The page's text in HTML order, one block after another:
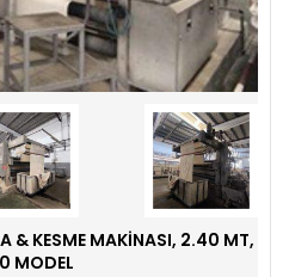
& KESME MAKINASI, 2.40 MT,
MODEL